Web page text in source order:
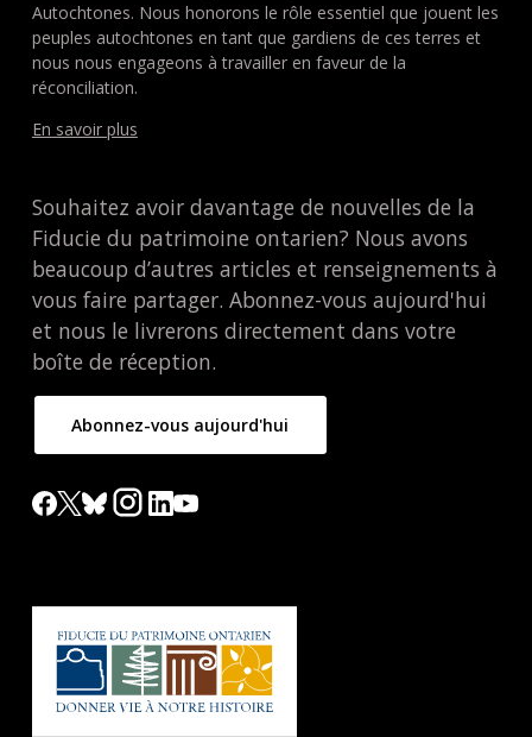
Autochtones. Nous honorons le rôle essentiel que jouent les
peuples autochtones en tant que gardiens de ces terres et
nous nous engageons à travailler en faveur de la
réconciliation.
En savoir plus
Souhaitez avoir davantage de nouvelles de la
Fiducie du patrimoine ontarien? Nous avons
beaucoup d’autres articles et renseignements à
vous faire partager. Abonnez-vous aujourd'hui
et nous le livrerons directement dans votre
boîte de réception.
Abonnez-vous aujourd'hui